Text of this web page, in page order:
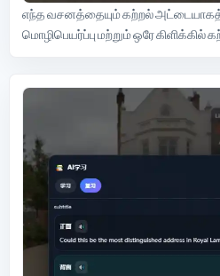
எந்த வசனத்தையும் கற்றல் அட்டையாகத்
மொழிபெயர்ப்பு மற்றும் ஒரே கிளிக்கில்